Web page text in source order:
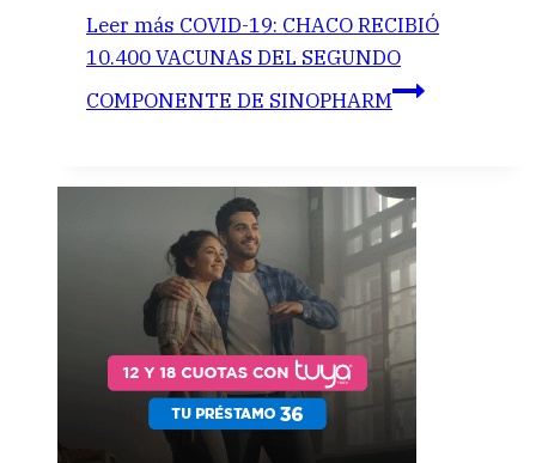
Leer más COVID-19: CHACO RECIBIÓ
10.400 VACUNAS DEL SEGUNDO
COMPONENTE DE SINOPHARM